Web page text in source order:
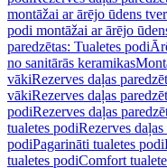
montāžai ar ārējo ūdens
podi montāžai ar ārējo
paredzētas: Tualetes podi
no sanitārās keramikas
vākiRezerves daļas
vākiRezerves daļas
podiRezerves daļas
tualetes podiRezerves
podiPagarināti tualetes podi
tualetes podiComfort